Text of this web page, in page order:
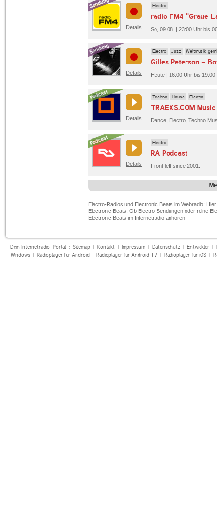
Details
Electro
radio FM4 "Graue
So, 09.08. | 23:00 Uhr bis
Details
Electro Jazz Weltmusik
Heute | 16:00 Uhr bis
Details
Techno House Electro
TRAEXS.COM
Details
Electro
RA Podcast
Front left since 2001.
Electro-Radios und Electronic Beats im Webradio:
Electronic Beats. Ob Electro-Sendungen oder reine
Electronic Beats im Internetradio anhören.
Dein Internetradio-Portal : Sitemap| Kontakt| Impressum| Datenschutz| Entwickler|
Windows| Radioplayer für Android| Radioplayer für Android TV| Radioplayer für iOS|